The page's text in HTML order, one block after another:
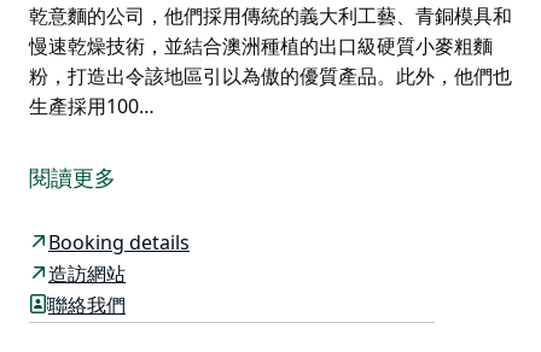
乾意麵的公司，他們採用傳統的義大利工藝、青銅模具和
慢速乾燥技術，並結合澳洲種植的出口級硬質小麥粗麵
粉，打造出令該地區引以為傲的優質產品。此外，他們也
生產採用100…
Ben、Daniel 和 Michaela 是三位熱愛簡單時令烹飪、當
村銀行大樓內的熱鬧廚房裡，將古老的食譜重新煥發活
力。這裡每天新鮮烹調所有菜餚，午餐和晚餐菜單也日新
月異。
閱讀更多
Booking details
造訪網站
聯絡我們